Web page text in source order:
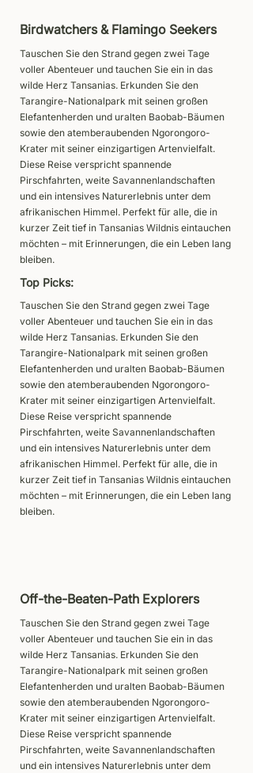
Birdwatchers & Flamingo Seekers
Tauschen Sie den Strand gegen zwei Tage
voller Abenteuer und tauchen Sie ein in das
wilde Herz Tansanias. Erkunden Sie den
Tarangire-Nationalpark mit seinen großen
Elefantenherden und uralten Baobab-Bäumen
sowie den atemberaubenden Ngorongoro-
Krater mit seiner einzigartigen Artenvielfalt.
Diese Reise verspricht spannende
Pirschfahrten, weite Savannenlandschaften
und ein intensives Naturerlebnis unter dem
afrikanischen Himmel. Perfekt für alle, die in
kurzer Zeit tief in Tansanias Wildnis eintauchen
möchten – mit Erinnerungen, die ein Leben lang
bleiben.
Top Picks:
Tauschen Sie den Strand gegen zwei Tage
voller Abenteuer und tauchen Sie ein in das
wilde Herz Tansanias. Erkunden Sie den
Tarangire-Nationalpark mit seinen großen
Elefantenherden und uralten Baobab-Bäumen
sowie den atemberaubenden Ngorongoro-
Krater mit seiner einzigartigen Artenvielfalt.
Diese Reise verspricht spannende
Pirschfahrten, weite Savannenlandschaften
und ein intensives Naturerlebnis unter dem
afrikanischen Himmel. Perfekt für alle, die in
kurzer Zeit tief in Tansanias Wildnis eintauchen
möchten – mit Erinnerungen, die ein Leben lang
bleiben.
Off-the-Beaten-Path Explorers
Tauschen Sie den Strand gegen zwei Tage
voller Abenteuer und tauchen Sie ein in das
wilde Herz Tansanias. Erkunden Sie den
Tarangire-Nationalpark mit seinen großen
Elefantenherden und uralten Baobab-Bäumen
sowie den atemberaubenden Ngorongoro-
Krater mit seiner einzigartigen Artenvielfalt.
Diese Reise verspricht spannende
Pirschfahrten, weite Savannenlandschaften
und ein intensives Naturerlebnis unter dem